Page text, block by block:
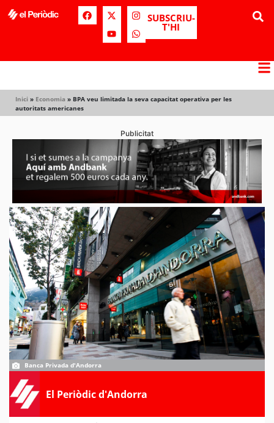
SUBSCRIU-
T'HI
Inici » Economia » BPA veu limitada la seva capacitat operativa per les
autoritats americanes
Publicitat
Banca Privada d'Andorra
El Periòdic d'Andorra